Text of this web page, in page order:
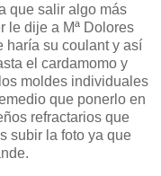
que salir algo más
le dije a Mª Dolores
haría su coulant y así
el cardamomo y
moldes individuales
que ponerlo en
refractarios que
subir la foto ya que